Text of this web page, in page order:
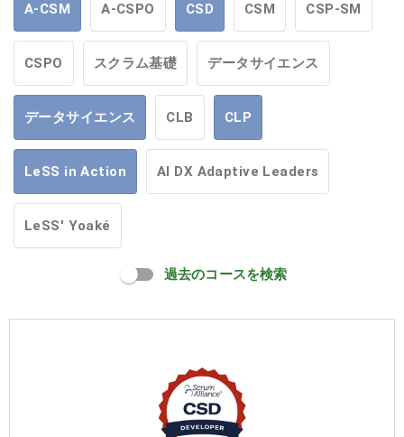
A-CSM A-CSPO CSD CSM CSP-SM
CSPO スクラム基礎 データサイエンス
データサイエンス CLB CLP
LeSS in Action AI DX Adaptive Leaders
LeSS' Yoaké
過去のコースを検索